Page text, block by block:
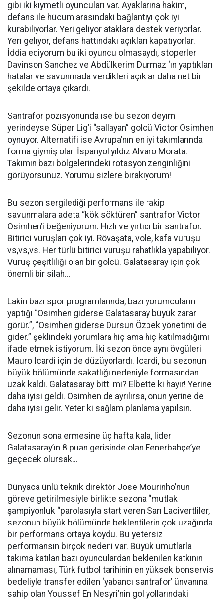
gibi iki kıymetli oyuncuları var. Ayaklarına hakim,
defans ile hücum arasındaki bağlantıyı çok iyi
kurabiliyorlar. Yeri geliyor ataklara destek veriyorlar.
Yeri geliyor, defans hattındaki açıkları kapatıyorlar.
İddia ediyorum bu iki oyuncu olmasaydı, stoperler
Davinson Sanchez ve Abdülkerim Durmaz ‘ın yaptıkları
hatalar ve savunmada verdikleri açıklar daha net bir
şekilde ortaya çıkardı.
Santrafor pozisyonunda ise bu sezon deyim
yerindeyse Süper Lig’i “sallayan” golcü Victor Osimhen
oynuyor. Alternatifi ise Avrupa’nın en iyi takımlarında
forma giymiş olan İspanyol yıldız Alvaro Morata.
Takımın bazı bölgelerindeki rotasyon zenginliğini
görüyorsunuz. Yorumu sizlere bırakıyorum!
Bu sezon sergilediği performans ile rakip
savunmalara adeta “kök söktüren” santrafor Victor
Osimhen’i beğeniyorum. Hızlı ve yırtıcı bir santrafor.
Bitirici vuruşları çok iyi. Rövaşata, vole, kafa vuruşu
vs,vs,vs. Her türlü bitirici vuruşu rahatlıkla yapabiliyor.
Vuruş çeşitliliği olan bir golcü. Galatasaray için çok
önemli bir silah...
Lakin bazı spor programlarında, bazı yorumcuların
yaptığı “Osimhen giderse Galatasaray büyük zarar
görür.”, “Osimhen giderse Dursun Özbek yönetimi de
gider.” şeklindeki yorumlara hiç ama hiç katılmadığımı
ifade etmek istiyorum. İki sezon önce aynı övgüleri
Mauro Icardi için de düzüyorlardı. Icardi, bu sezonun
büyük bölümünde sakatlığı nedeniyle formasından
uzak kaldı. Galatasaray bitti mi? Elbette ki hayır! Yerine
daha iyisi geldi. Osimhen de ayrılırsa, onun yerine de
daha iyisi gelir. Yeter ki sağlam planlama yapılsın.
Sezonun sona ermesine üç hafta kala, lider
Galatasaray’ın 8 puan gerisinde olan Fenerbahçe’ye
geçecek olursak...
Dünyaca ünlü teknik direktör Jose Mourinho’nun
göreve getirilmesiyle birlikte sezona “mutlak
şampiyonluk “parolasıyla start veren Sarı Lacivertliler,
sezonun büyük bölümünde beklentilerin çok uzağında
bir performans ortaya koydu. Bu yetersiz
performansın birçok nedeni var. Büyük umutlarla
takıma katılan bazı oyunculardan beklenilen katkının
alınamaması, Türk futbol tarihinin en yüksek bonservis
bedeliyle transfer edilen ‘yabancı santrafor’ ünvanına
sahip olan Youssef En Nesyri’nin gol yollarındaki